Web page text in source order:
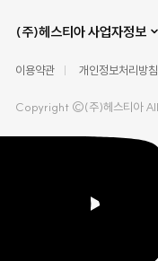
(주)헤스티아 사업자정보
이용약관 개인정보처리방침
Copyright ©(주)헤스티아